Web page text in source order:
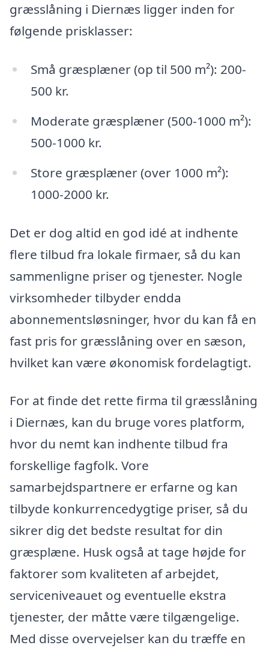
græsslåning i Diernæs ligger inden for
følgende prisklasser:
Små græsplæner (op til 500 m²): 200-
500 kr.
Moderate græsplæner (500-1000 m²):
500-1000 kr.
Store græsplæner (over 1000 m²):
1000-2000 kr.
Det er dog altid en god idé at indhente
flere tilbud fra lokale firmaer, så du kan
sammenligne priser og tjenester. Nogle
virksomheder tilbyder endda
abonnementsløsninger, hvor du kan få en
fast pris for græsslåning over en sæson,
hvilket kan være økonomisk fordelagtigt.
For at finde det rette firma til græsslåning
i Diernæs, kan du bruge vores platform,
hvor du nemt kan indhente tilbud fra
forskellige fagfolk. Vore
samarbejdspartnere er erfarne og kan
tilbyde konkurrencedygtige priser, så du
sikrer dig det bedste resultat for din
græsplæne. Husk også at tage højde for
faktorer som kvaliteten af arbejdet,
serviceniveauet og eventuelle ekstra
tjenester, der måtte være tilgængelige.
Med disse overvejelser kan du træffe en